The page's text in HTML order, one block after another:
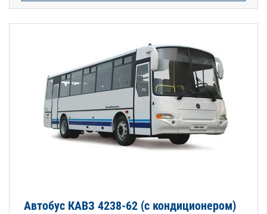
Автобус КАВЗ 4238-62 (с кондиционером)